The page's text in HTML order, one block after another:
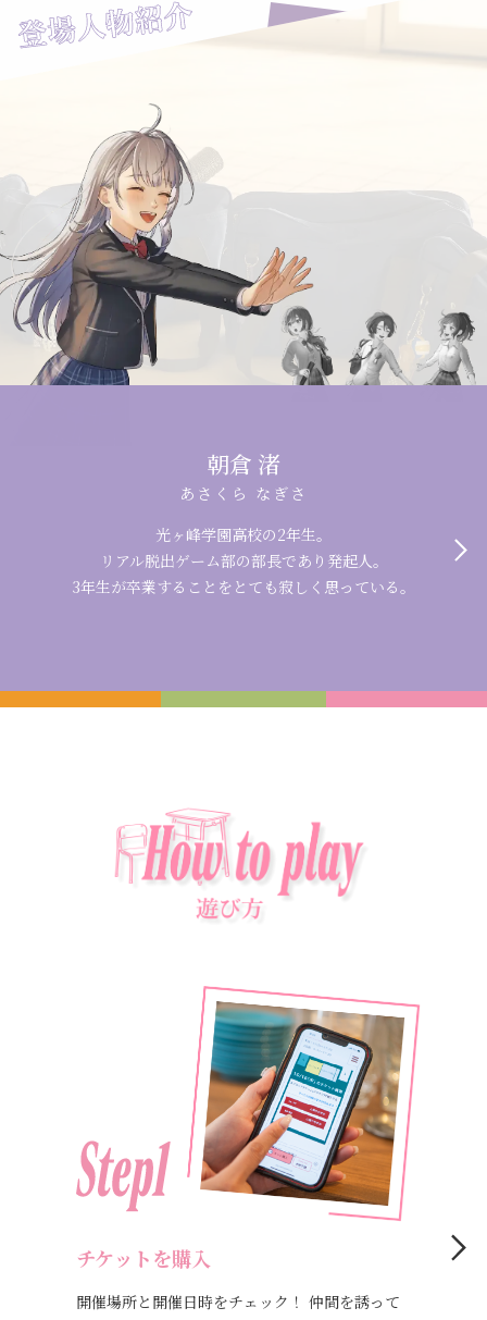
朝倉 渚
あさくら なぎさ
光ヶ峰学園高校の2年生。
リアル脱出ゲーム部の部長であり発起人。
3年生が卒業することをとても寂しく思っている。
チケットを購入
開催場所と開催日時をチェック！ 仲間を誘って